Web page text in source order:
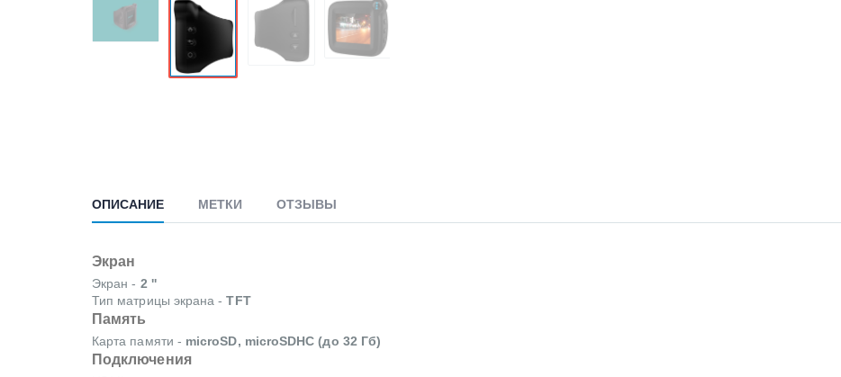
ОПИСАНИЕ МЕТКИ ОТЗЫВЫ
Экран
Экран - 2 ''
Тип матрицы экрана -TFT
Память
Карта памяти - microSD, microSDHC (до 32 Гб)
Подключения